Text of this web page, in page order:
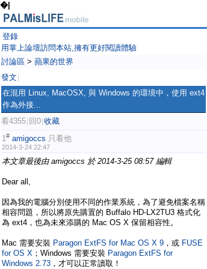
�|
登錄
用掌上論壇訪問本站,擁有更好閱讀體驗
討論區 > 蘋果的世界
發文
在混用 Linux, MacOSX, 與 Windows 的環境中，使用 ext4
作為外接...
看4355 回0 收藏
1# amigoccs 只看他
2014-3-24 22:47
本文章最後由 amigoccs 於 2014-3-25 08:57 編輯
Dear all,
因為我的電腦分別使用不同的作業系統，為了避免檔案名稱
相容問題，所以將原先購置的 Buffalo HD-LX2TU3 格式化
為 ext4，也為未來添購的 Mac OS X 保留相容性。
Mac 需要安裝 Paragon ExtFS for Mac OS X 9 ，或 FUSE
for OS X ；Windows 需要安裝 Paragon ExtFS for
Windows 2.73 ，才可以正常讀取！